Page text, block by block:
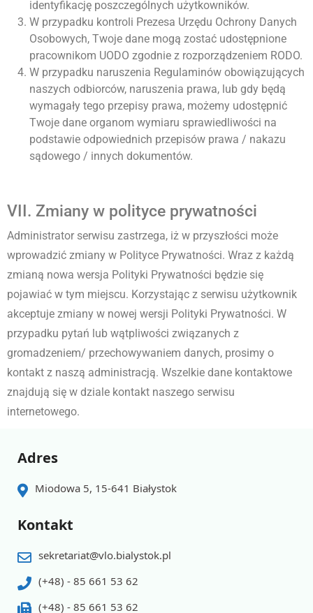
identyfikację poszczególnych użytkowników.
W przypadku kontroli Prezesa Urzędu Ochrony Danych
Osobowych, Twoje dane mogą zostać udostępnione
pracownikom UODO zgodnie z rozporządzeniem RODO.
W przypadku naruszenia Regulaminów obowiązujących
naszych odbiorców, naruszenia prawa, lub gdy będą
wymagały tego przepisy prawa, możemy udostępnić
Twoje dane organom wymiaru sprawiedliwości na
podstawie odpowiednich przepisów prawa / nakazu
sądowego / innych dokumentów.
VII. Zmiany w polityce prywatności
Administrator serwisu zastrzega, iż w przyszłości może
wprowadzić zmiany w Polityce Prywatności. Wraz z każdą
zmianą nowa wersja Polityki Prywatności będzie się
pojawiać w tym miejscu. Korzystając z serwisu użytkownik
akceptuje zmiany w nowej wersji Polityki Prywatności. W
przypadku pytań lub wątpliwości związanych z
gromadzeniem/ przechowywaniem danych, prosimy o
kontakt z naszą administracją. Wszelkie dane kontaktowe
znajdują się w dziale kontakt naszego serwisu
internetowego.
Adres
Miodowa 5, 15-641 Białystok
Kontakt
sekretariat@vlo.bialystok.pl
(+48) - 85 661 53 62
(+48) - 85 661 53 62